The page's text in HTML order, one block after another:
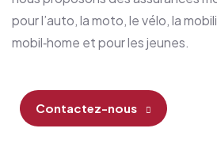
pour l’auto, la moto, le vélo, la
mobil‑home et pour les jeunes.
Contactez-nous